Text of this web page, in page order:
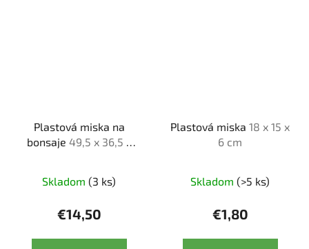
Plastová miska na
bonsaje 49,5 x 36,5 x
Skladom (3 ks)
€14,50
Plastová miska 18 x 15 x
6 cm
Skladom (>5 ks)
€1,80